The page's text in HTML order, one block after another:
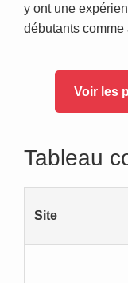
y ont une
débutants
Voir les
Tableau
Site